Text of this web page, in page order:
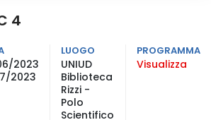
4
2023
2023
LUOGO
UNIUD
Biblioteca
Rizzi -
Polo
Scientifico
PROGRAMMA
Visualizza